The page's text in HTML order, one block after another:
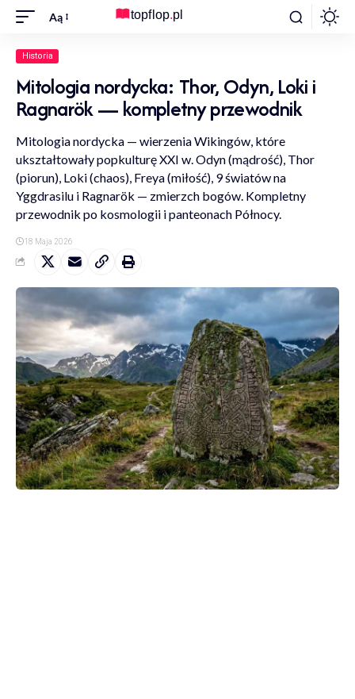
Aą
Historia
Mitologia nordycka: Thor, Odyn, Loki i
Ragnarök — kompletny przewodnik
Mitologia nordycka — wierzenia Wikingów, które
ukształtowały popkulturę XXI w. Odyn (mądrość), Thor
(piorun), Loki (chaos), Freya (miłość), 9 światów na
Yggdrasilu i Ragnarök — zmierzch bogów. Kompletny
przewodnik po kosmologii i panteonach Północy.
18 Maja 2026